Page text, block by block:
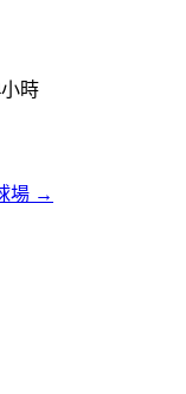
時
場 →